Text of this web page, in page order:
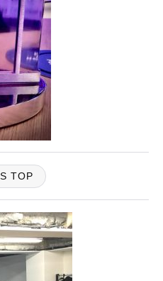
TOP